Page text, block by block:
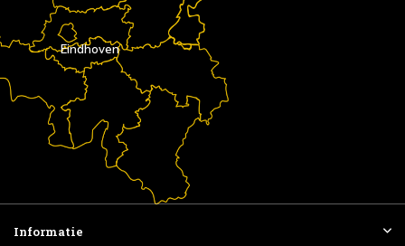
Eindhoven
Informatie